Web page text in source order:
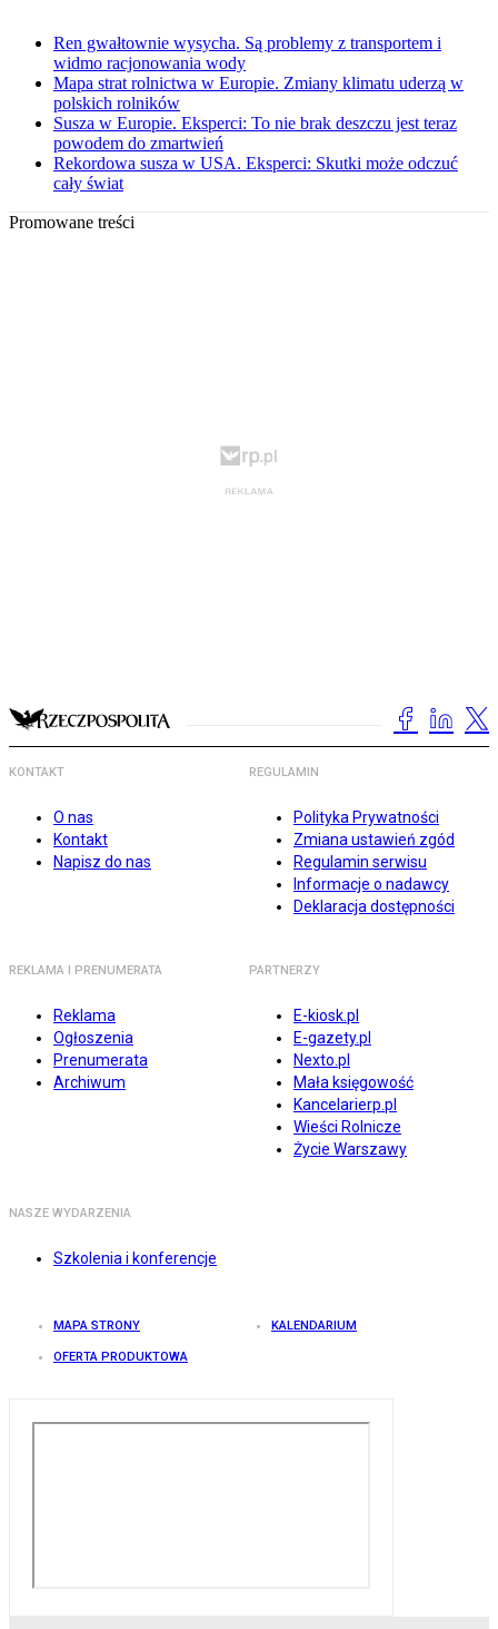
Ren gwałtownie wysycha. Są problemy z transportem i
widmo racjonowania wody
Mapa strat rolnictwa w Europie. Zmiany klimatu uderzą w
polskich rolników
Susza w Europie. Eksperci: To nie brak deszczu jest teraz
powodem do zmartwień
Rekordowa susza w USA. Eksperci: Skutki może odczuć
cały świat
Promowane treści
KONTAKT
O nas
Kontakt
Napisz do nas
REGULAMIN
Polityka Prywatności
Zmiana ustawień zgód
Regulamin serwisu
Informacje o nadawcy
Deklaracja dostępności
REKLAMA I PRENUMERATA
Reklama
Ogłoszenia
Prenumerata
Archiwum
PARTNERZY
E-kiosk.pl
E-gazety.pl
Nexto.pl
Mała księgowość
Kancelarierp.pl
Wieści Rolnicze
Życie Warszawy
NASZE WYDARZENIA
Szkolenia i konferencje
MAPA STRONY KALENDARIUM
OFERTA PRODUKTOWA